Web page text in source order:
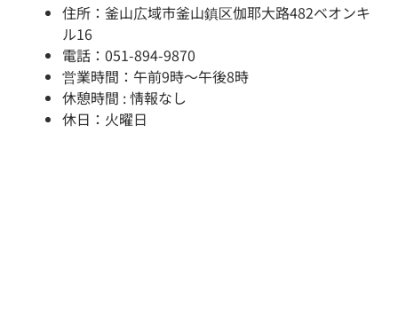
住所：釜山広域市釜山鎮区伽耶大路482ベオンキ
ル16
電話：051-894-9870
営業時間：午前9時～午後8時
休憩時間 : 情報なし
休日：火曜日